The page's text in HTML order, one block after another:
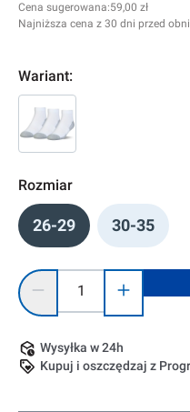
Cena sugerowana:59,00 zł
Najniższa cena z 30 dni przed
Wariant:
Rozmiar
26-29 30-35
Ilość produktu:
Wysyłka w 24h
Kupuj i oszczędzaj z